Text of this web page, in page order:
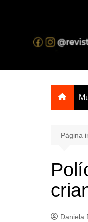
A melhor revista eletrônica
Página
Daniela